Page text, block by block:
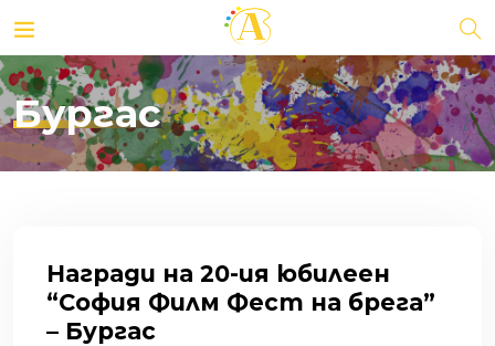
Бургас
Награди на 20-ия юбилеен
“София Филм Фест на брега”
– Бургас